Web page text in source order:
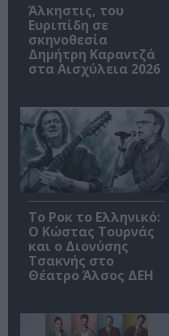
Άλκηστις, του
Ευριπίδη σε
σκηνοθεσία
Δημήτρη Καραντζά
στα Αισχύλεια 2026
Το Ροκ το Ελληνικό:
Ο Κώστας Τουρνάς
και ο Διονύσης
Τσακνής στο
Θέατρο Άλσος ΔΕΗ